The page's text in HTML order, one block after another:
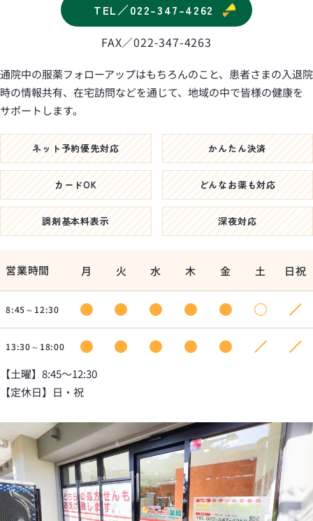
TEL／022-347-4262
FAX／022-347-4263
通院中の服薬フォローアップはもちろんのこと、患者さまの入退院
時の情報共有、在宅訪問などを通じて、地域の中で皆様の健康を
サポートします。
ネット予約優先対応 かんたん決済
カードOK どんなお薬も対応
調剤基本料表示 深夜対応
営業時間 月 火 水 木 金 土 日祝
8:45～12:30
13:30～18:00
【土曜】8:45〜12:30
【定休日】日・祝